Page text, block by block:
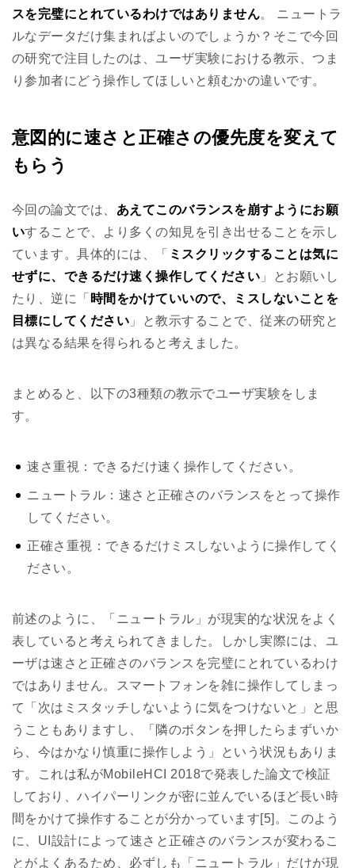
スを完璧にとれているわけではありません。 ニュートラ
ルなデータだけ集まればよいのでしょうか？そこで今回
の研究で注目したのは、ユーザ実験における教示、つま
り参加者にどう操作してほしいと頼むかの違いです。
意図的に速さと正確さの優先度を変えて
もらう
今回の論文では、 あえてこのバランスを崩すようにお願
いすることで、より多くの知見を引き出せることを示し
ています。具体的には、「 ミスクリックすることは気に
せずに、できるだけ速く操作してください 」とお願いし
たり、逆に「 時間をかけていいので、ミスしないことを
目標にしてください 」と教示することで、従来の研究と
は異なる結果を得られると考えました。
まとめると、以下の3種類の教示でユーザ実験をしま
す。
速さ重視：できるだけ速く操作してください。
ニュートラル：速さと正確さのバランスをとって操作
してください。
正確さ重視：できるだけミスしないように操作してく
ださい。
前述のように、「ニュートラル」が現実的な状況をよく
表していると考えられてきました。しかし実際には、ユ
ーザは速さと正確さのバランスを完璧にとれているわけ
ではありません。スマートフォンを雑に操作してしまっ
て「次はミスタッチしないように気をつけないと」と思
うこともありますし、「隣のボタンを押したらまずいか
ら、今はかなり慎重に操作しよう」という状況もありま
す。これは私がMobileHCI 2018で発表した論文で検証
しており、ハイパーリンクが密に並んでいるほど長い時
間をかけて操作することが分かっています[5]。このよう
に、UI設計によって速さと正確さのバランスが変わるこ
とがよくあるため、必ずしも「ニュートラル」だけが現